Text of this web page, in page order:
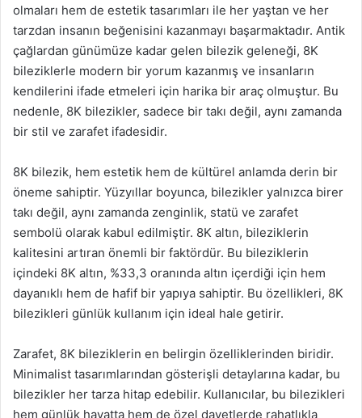
olmaları hem de estetik tasarımları ile her yaştan ve her
tarzdan insanın beğenisini kazanmayı başarmaktadır. Antik
çağlardan günümüze kadar gelen bilezik geleneği, 8K
bileziklerle modern bir yorum kazanmış ve insanların
kendilerini ifade etmeleri için harika bir araç olmuştur. Bu
nedenle, 8K bilezikler, sadece bir takı değil, aynı zamanda
bir stil ve zarafet ifadesidir.
8K bilezik, hem estetik hem de kültürel anlamda derin bir
öneme sahiptir. Yüzyıllar boyunca, bilezikler yalnızca birer
takı değil, aynı zamanda zenginlik, statü ve zarafet
sembolü olarak kabul edilmiştir. 8K altın, bileziklerin
kalitesini artıran önemli bir faktördür. Bu bileziklerin
içindeki 8K altın, %33,3 oranında altın içerdiği için hem
dayanıklı hem de hafif bir yapıya sahiptir. Bu özellikleri, 8K
bilezikleri günlük kullanım için ideal hale getirir.
Zarafet, 8K bileziklerin en belirgin özelliklerinden biridir.
Minimalist tasarımlarından gösterişli detaylarına kadar, bu
bilezikler her tarza hitap edebilir. Kullanıcılar, bu bilezikleri
hem günlük hayatta hem de özel davetlerde rahatlıkla